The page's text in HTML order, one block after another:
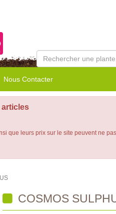
Nous Contacter
que leurs prix sur le site peuvent ne
COSMOS